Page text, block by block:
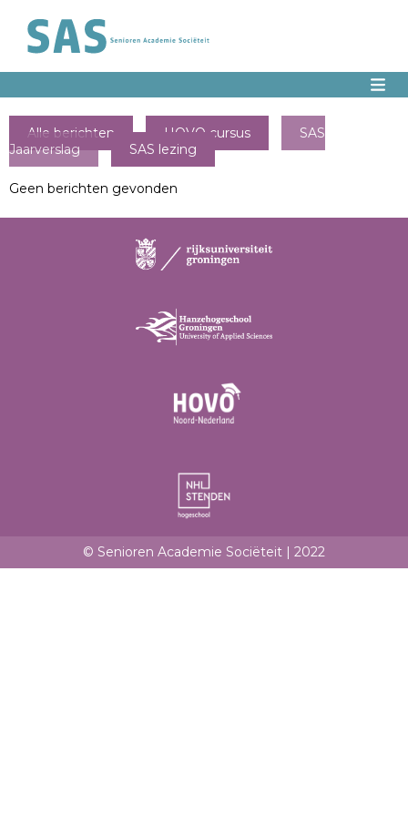
Alle berichten HOVO cursus
SAS
Jaarverslag
SAS lezing
Geen berichten gevonden
© Senioren Academie Sociëteit | 2022